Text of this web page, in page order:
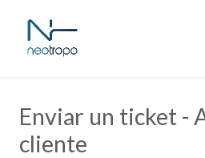
Enviar un ticket -
cliente